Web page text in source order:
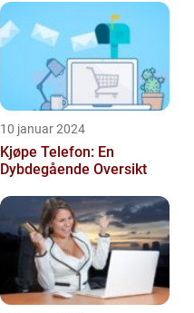
10 januar 2024
Kjøpe Telefon: En
Dybdegående Oversikt